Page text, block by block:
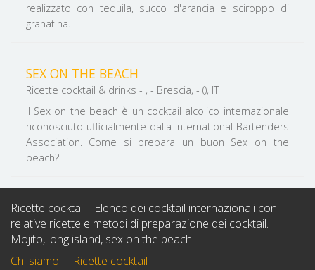
realizzato con tequila, succo d'arancia e sciroppo di
granatina.
SEX ON THE BEACH
Ricette cocktail & drinks - , - Brescia, - (), IT
Il Sex on the beach è un cocktail alcolico internazionale
riconosciuto ufficialmente dalla International Bartenders
Association. Come si prepara un buon Sex on the
beach?
Ricette cocktail - Elenco dei cocktail internazionali con
relative ricette e metodi di preparazione dei cocktail.
Mojito, long island, sex on the beach
Chi siamo
Ricette cocktail